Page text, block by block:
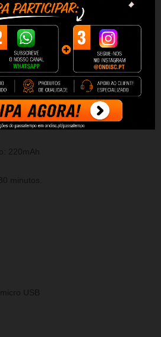
multiponto, podem ser conectados a
simultaneamente.
o torna ideal para trabalho e
prolongada, com 4 horas de
de música e apenas meia hora
220mAh
minutos.
USB